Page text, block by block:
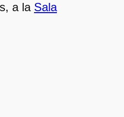
a la Sala